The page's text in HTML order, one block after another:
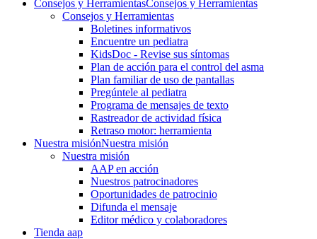
Consejos y HerramientasConsejos y Herramientas
Consejos y Herramientas
Boletines informativos
Encuentre un pediatra
KidsDoc - Revise sus síntomas
Plan de acción para el control del asma
Plan familiar de uso de pantallas
Pregúntele al pediatra
Programa de mensajes de texto
Rastre​​ador de activida​d física
Retraso motor: herramienta
Nuestra misiónNuestra misión
Nuestra misión
AAP en acción
Nuestros patrocinadores
Oportunidades de patrocinio
Difunda el mensaje
Editor médico y colaboradores
Tienda aap